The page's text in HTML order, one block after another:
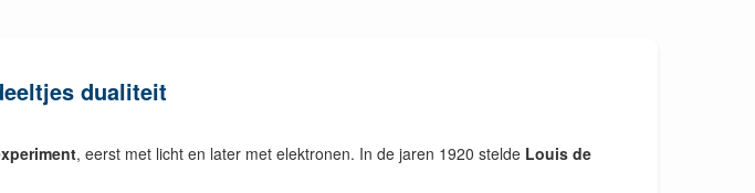
dualiteit
, eerst met licht en later met elektronen. In de jaren 1920 stelde Louis de